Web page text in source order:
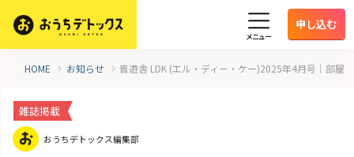
メニュー
申し込む
HOME お知らせ 晋遊舎 LDK (エル・ディー・ケー)2025年4月号｜部屋
雑誌掲載
おうちデトックス編集部